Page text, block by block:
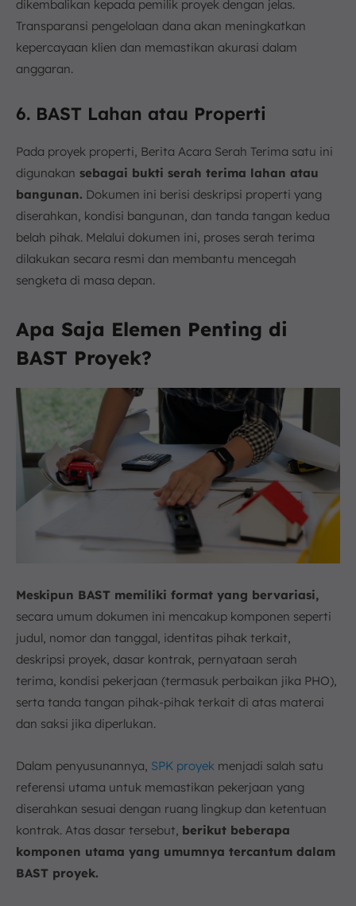
dikembalikan kepada pemilik proyek dengan jelas.
Transparansi pengelolaan dana akan meningkatkan
kepercayaan klien dan memastikan akurasi dalam
anggaran.
6. BAST Lahan atau Properti
Pada proyek properti, Berita Acara Serah Terima satu ini
digunakan sebagai bukti serah terima lahan atau
bangunan. Dokumen ini berisi deskripsi properti yang
diserahkan, kondisi bangunan, dan tanda tangan kedua
belah pihak. Melalui dokumen ini, proses serah terima
dilakukan secara resmi dan membantu mencegah
sengketa di masa depan.
Apa Saja Elemen Penting di
BAST Proyek?
Meskipun BAST memiliki format yang bervariasi,
secara umum dokumen ini mencakup komponen seperti
judul, nomor dan tanggal, identitas pihak terkait,
deskripsi proyek, dasar kontrak, pernyataan serah
terima, kondisi pekerjaan (termasuk perbaikan jika PHO),
serta tanda tangan pihak-pihak terkait di atas materai
dan saksi jika diperlukan.
Dalam penyusunannya, SPK proyek menjadi salah satu
referensi utama untuk memastikan pekerjaan yang
diserahkan sesuai dengan ruang lingkup dan ketentuan
kontrak. Atas dasar tersebut, berikut beberapa
komponen utama yang umumnya tercantum dalam
BAST proyek.